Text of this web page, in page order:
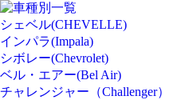
車種別一覧
シェベル(CHEVELLE)
インパラ(Impala)
シボレー(Chevrolet)
ベル・エアー(Bel Air)
チャレンジャー（Challenger）